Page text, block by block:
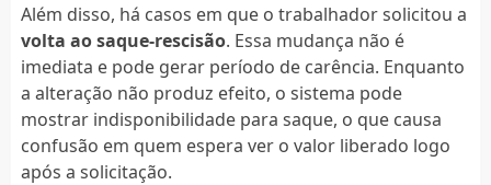
Além disso, há casos em que o trabalhador solicitou a
volta ao saque-rescisão. Essa mudança não é
imediata e pode gerar período de carência. Enquanto
a alteração não produz efeito, o sistema pode
mostrar indisponibilidade para saque, o que causa
confusão em quem espera ver o valor liberado logo
após a solicitação.